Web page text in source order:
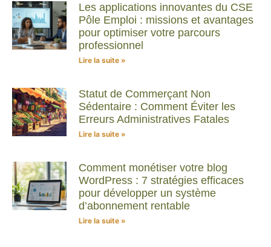
Les applications innovantes du CSE
Pôle Emploi : missions et avantages
pour optimiser votre parcours
professionnel
Lire la suite »
Statut de Commerçant Non
Sédentaire : Comment Éviter les
Erreurs Administratives Fatales
Lire la suite »
Comment monétiser votre blog
WordPress : 7 stratégies efficaces
pour développer un système
d’abonnement rentable
Lire la suite »